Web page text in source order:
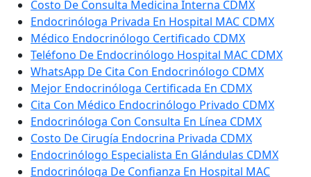
Costo De Consulta Medicina Interna CDMX
Endocrinóloga Privada En Hospital MAC CDMX
Médico Endocrinólogo Certificado CDMX
Teléfono De Endocrinólogo Hospital MAC CDMX
WhatsApp De Cita Con Endocrinólogo CDMX
Mejor Endocrinóloga Certificada En CDMX
Cita Con Médico Endocrinólogo Privado CDMX
Endocrinóloga Con Consulta En Línea CDMX
Costo De Cirugía Endocrina Privada CDMX
Endocrinólogo Especialista En Glándulas CDMX
Endocrinóloga De Confianza En Hospital MAC